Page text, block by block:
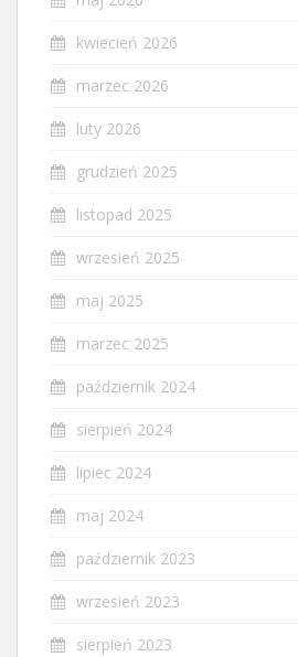
kwiecień 2026
marzec 2026
luty 2026
grudzień 2025
listopad 2025
wrzesień 2025
maj 2025
marzec 2025
październik 2024
sierpień 2024
lipiec 2024
maj 2024
październik 2023
wrzesień 2023
sierpień 2023